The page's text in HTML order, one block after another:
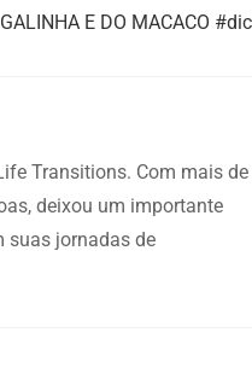
E DO MACACO
Transitions. Com mais de
deixou um importante
suas jornadas de